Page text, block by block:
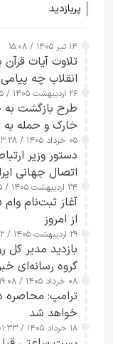
پربازدید
۱۴ تیر ۱۴۰۵ / ۱۵:۰۸
تلاوت آیات
انقلاب چه
۲۶ اردیبهشت ۱۴۰۵ / ۱۰:۱۵
طرح‌ بازگشت به
خارک و حمله
۰۵ خرداد ۱۴۰۵ / ۱۳:۲۸
دستور وزیر
اتصال جهانی
کامل مردم تا ۲۴ ساعت آینده
۲۴ اردیبهشت ۱۴۰۵ / ۰۹:۱۵
از امروز
۲۹ اردیبهشت ۱۴۰۵ / ۱۳:۴۲
بازدید مدیر
گروه رسانه‌ای
رسانه‌های
۰۸ خرداد ۱۴۰۵ / ۱۹:۰۸
ترامپ: محاصره
خواهد شد
۱۸ خرداد ۱۴۰۵ / ۰۱:۳۳